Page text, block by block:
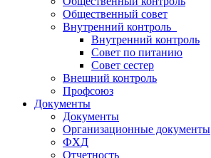
Общественный совет
Внутренний контроль
Внутренний контроль
Совет по питанию
Совет сестер
Внешний контроль
Профсоюз
Документы
Документы
Организационные документы
ФХД
Отчетность